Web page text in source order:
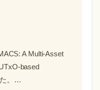
A Multi-Asset
based
た。…